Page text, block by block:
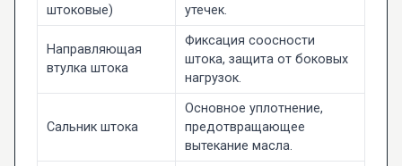
штоковые)
утечек.
Направляющая
втулка штока
Фиксация соосности
штока, защита от боковых
нагрузок.
Сальник штока
Основное уплотнение,
предотвращающее
вытекание масла.